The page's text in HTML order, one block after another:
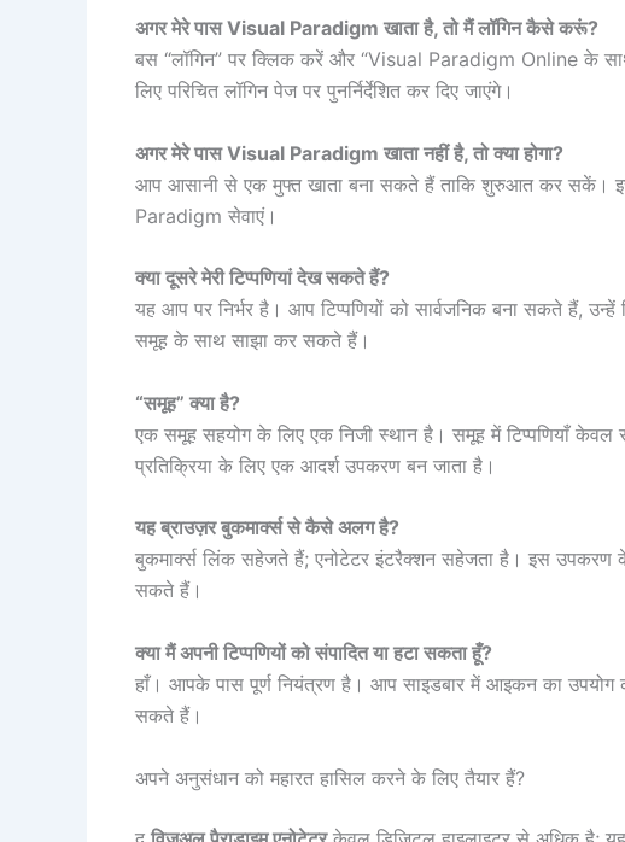
अगर मेरे पास Visual Paradigm खाता है, तो मैं लॉगिन कैसे करूं?
बस “लॉगिन” पर क्लिक करें और “Visual Paradigm Online के
लिए परिचित लॉगिन पेज पर पुनर्निर्देशित कर दिए जाएंगे।
अगर मेरे पास Visual Paradigm खाता नहीं है, तो क्या होगा?
आप आसानी से एक मुफ्त खाता बना सकते हैं ताकि शुरुआत कर सकें।
Paradigm सेवाएं।
क्या दूसरे मेरी टिप्पणियां देख सकते हैं?
यह आप पर निर्भर है। आप टिप्पणियों को सार्वजनिक बना सकते हैं,
समूह के साथ साझा कर सकते हैं।
“समूह” क्या है?
एक समूह सहयोग के लिए एक निजी स्थान है। समूह में टिप्पणियाँ केवल
प्रतिक्रिया के लिए एक आदर्श उपकरण बन जाता है।
यह ब्राउज़र बुकमार्क्स से कैसे अलग है?
बुकमार्क्स लिंक सहेजते हैं; एनोटेटर इंटरैक्शन सहेजता है। इस उपकरण
सकते हैं।
क्या मैं अपनी टिप्पणियों को संपादित या हटा सकता हूँ?
हाँ। आपके पास पूर्ण नियंत्रण है। आप साइडबार में आइकन का उपयोग
सकते हैं।
अपने अनुसंधान को महारत हासिल करने के लिए तैयार हैं?